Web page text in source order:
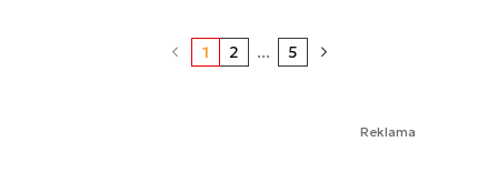
1 2 ... 5
Reklama